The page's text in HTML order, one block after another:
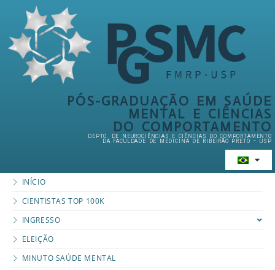
PÓS-GRADUAÇÃO EM SAÚDE
MENTAL E CIÊNCIAS
DO COMPORTAMENTO
DEPTO. DE NEUROCIÊNCIAS E CIÊNCIAS DO COMPORTAMENTO
DA FACULDADE DE MEDICINA DE RIBEIRÃO PRETO – USP
INÍCIO
CIENTISTAS TOP 100K
INGRESSO
ELEIÇÃO
MINUTO SAÚDE MENTAL